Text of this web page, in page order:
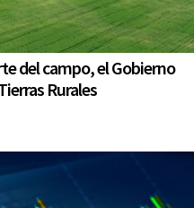
del campo, el Gobierno
Rurales